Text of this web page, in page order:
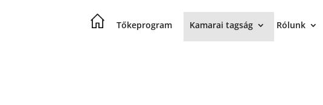
Tőkeprogram Kamarai tagság Rólunk